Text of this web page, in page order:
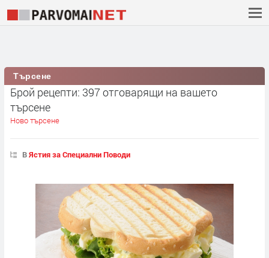
Търсене
Брой рецепти: 397 отговарящи на вашето
търсене
Ново търсене
ВЯстия за Специални Поводи